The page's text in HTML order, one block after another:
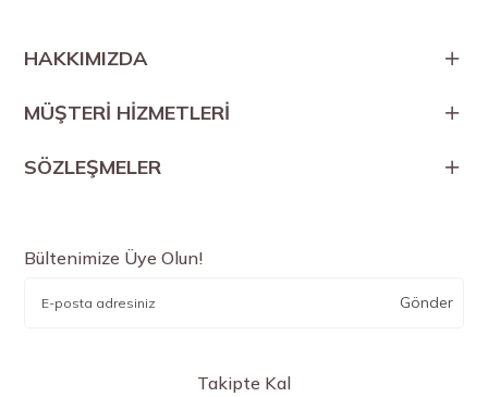
HAKKIMIZDA
MÜŞTERİ HİZMETLERİ
SÖZLEŞMELER
Bültenimize Üye Olun!
Gönder
Takipte Kal